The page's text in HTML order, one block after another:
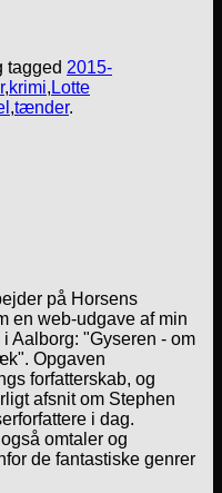
tagged 2015-
,krimi,Lotte
,tænder.
på Horsens
en web-udgave af min
Aalborg: "Gyseren - om
Opgaven
forfatterskab, og
afsnit om Stephen
i dag.
omtaler og
de fantastiske genrer